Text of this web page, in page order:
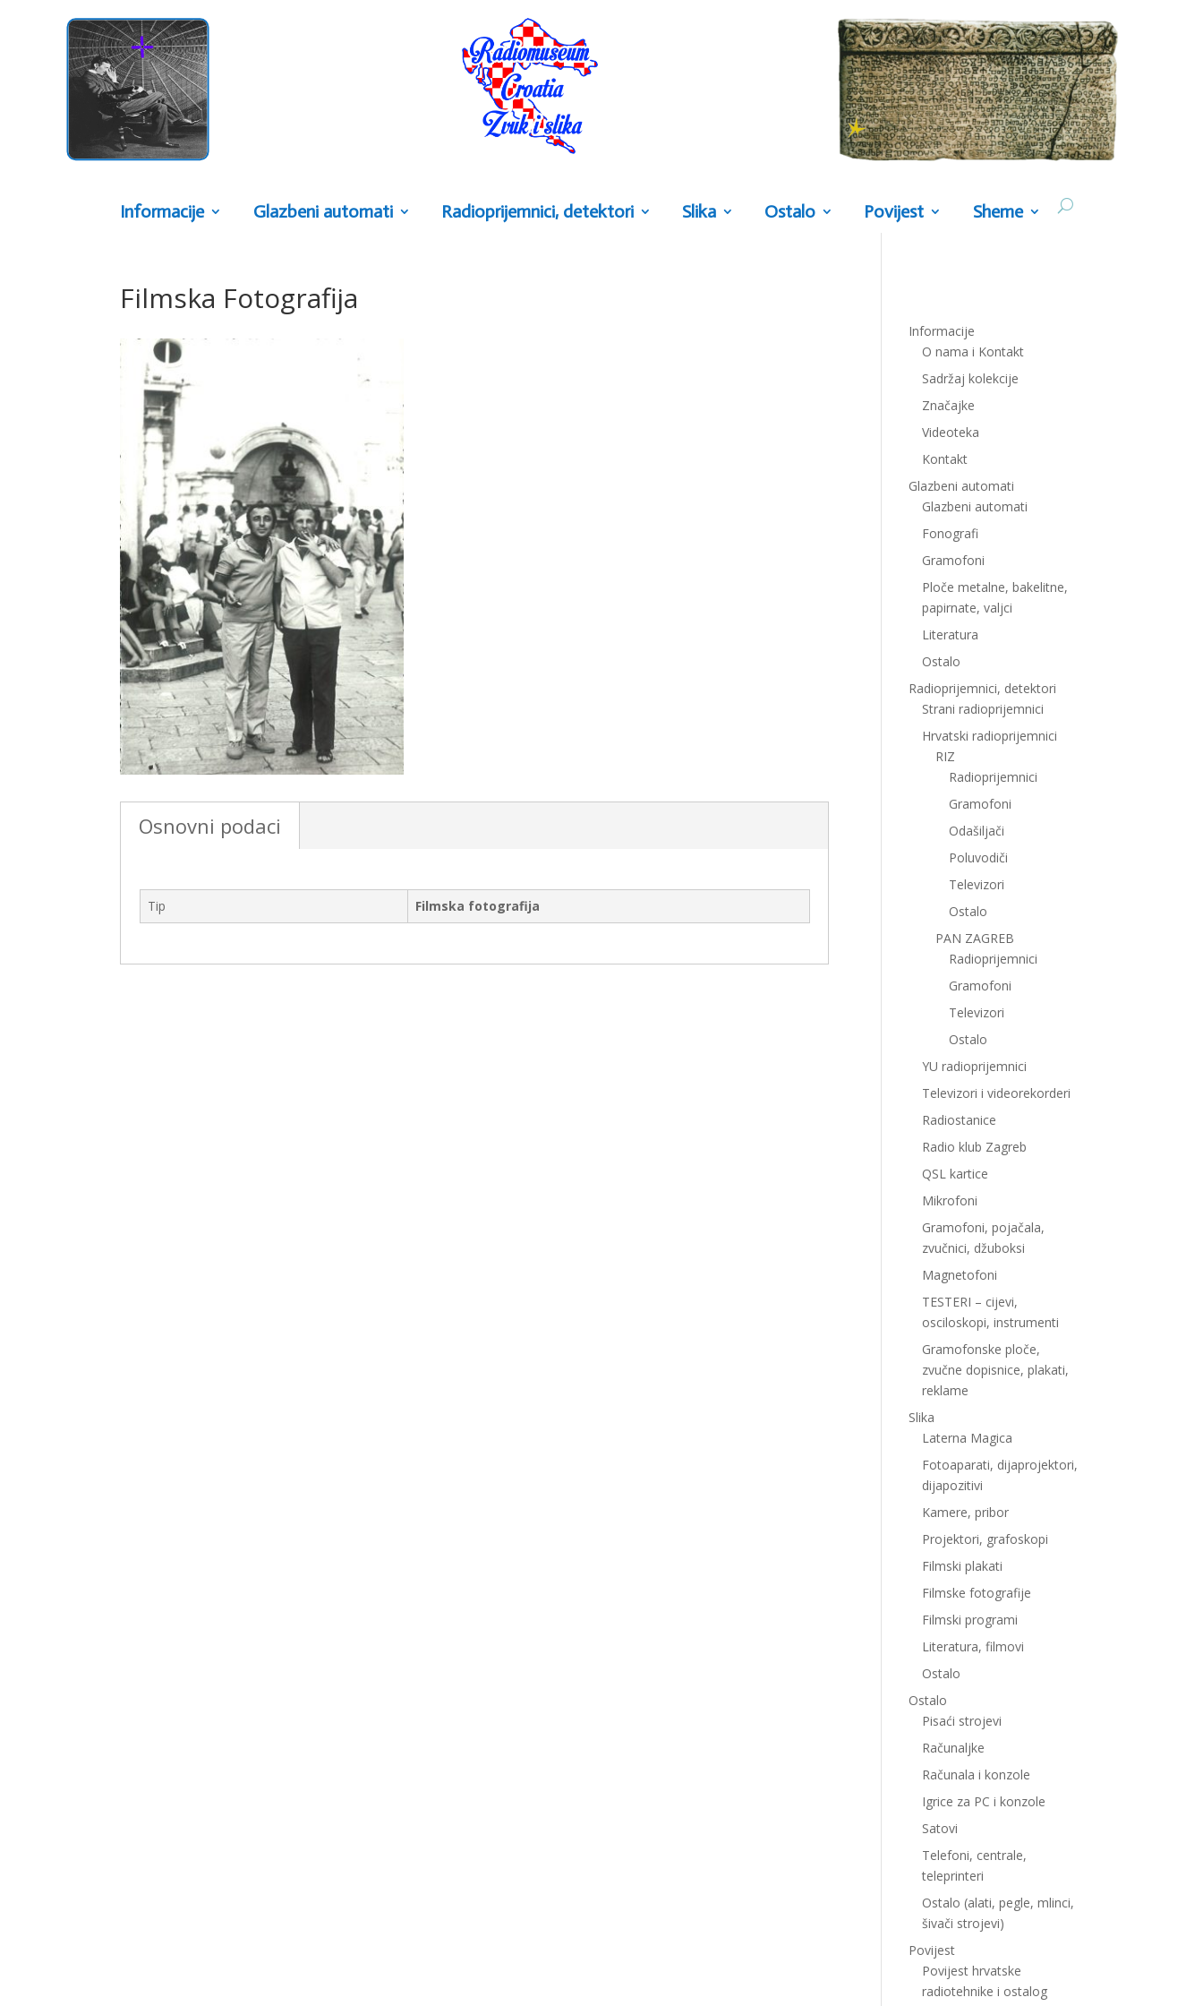
Informacije Glazbeni automati Radioprijemnici, detektori Slika Ostalo Povijest Sheme
Filmska Fotografija
Osnovni podaci
Tip Filmska fotografija
Informacije
O nama i Kontakt
Sadržaj kolekcije
Značajke
Videoteka
Kontakt
Glazbeni automati
Glazbeni automati
Fonografi
Gramofoni
Ploče metalne, bakelitne,
papirnate, valjci
Literatura
Ostalo
Radioprijemnici, detektori
Strani radioprijemnici
Hrvatski radioprijemnici
RIZ
Radioprijemnici
Gramofoni
Odašiljači
Poluvodiči
Televizori
Ostalo
PAN ZAGREB
Radioprijemnici
Gramofoni
Televizori
Ostalo
YU radioprijemnici
Televizori i videorekorderi
Radiostanice
Radio klub Zagreb
QSL kartice
Mikrofoni
Gramofoni, pojačala,
zvučnici, džuboksi
Magnetofoni
TESTERI – cijevi,
osciloskopi, instrumenti
Gramofonske ploče,
zvučne dopisnice, plakati,
reklame
Slika
Laterna Magica
Fotoaparati, dijaprojektori,
dijapozitivi
Kamere, pribor
Projektori, grafoskopi
Filmski plakati
Filmske fotografije
Filmski programi
Literatura, filmovi
Ostalo
Ostalo
Pisaći strojevi
Računaljke
Računala i konzole
Igrice za PC i konzole
Satovi
Telefoni, centrale,
teleprinteri
Ostalo (alati, pegle, mlinci,
šivači strojevi)
Povijest
Povijest hrvatske
radiotehnike i ostalog